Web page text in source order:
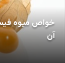
خواص میوه
آن